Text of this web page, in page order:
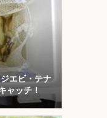
エビ・テナ
ャッチ！